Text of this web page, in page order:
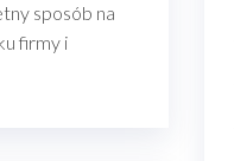
sposób na
firmy i